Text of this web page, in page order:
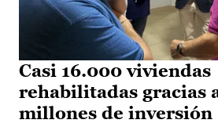
Casi 16.000 viviendas
rehabilitadas gracias
millones de inversión